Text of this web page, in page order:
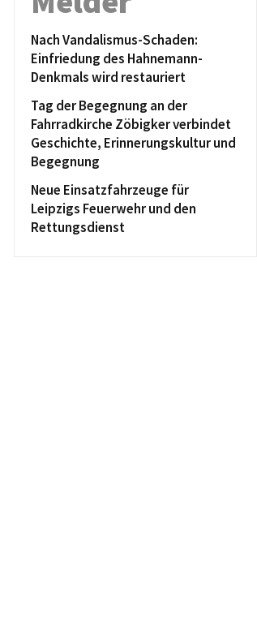
Nach Vandalismus-Schaden:
Einfriedung des Hahnemann-
Denkmals wird restauriert
Tag der Begegnung an der
Fahrradkirche Zöbigker verbindet
Geschichte, Erinnerungskultur und
Begegnung
Neue Einsatzfahrzeuge für
Leipzigs Feuerwehr und den
Rettungsdienst